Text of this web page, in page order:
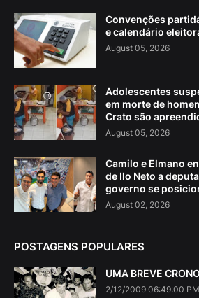
Convenções
e calendário
August 05, 2026
Adolescentes
em morte de
Crato são
August 05, 2026
Camilo e Elmano
de Ilo Neto a
governo se
August 02, 2026
POSTAGENS POPULARES
UMA BREVE
2/12/2009 06:49:00 PM